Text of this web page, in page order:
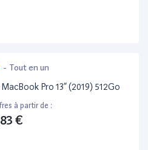
- Tout en un
Pro 13” (2019) 512Go
à partir de :
€